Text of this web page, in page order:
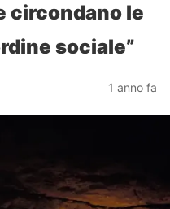
circondano le
sociale”
1 anno fa